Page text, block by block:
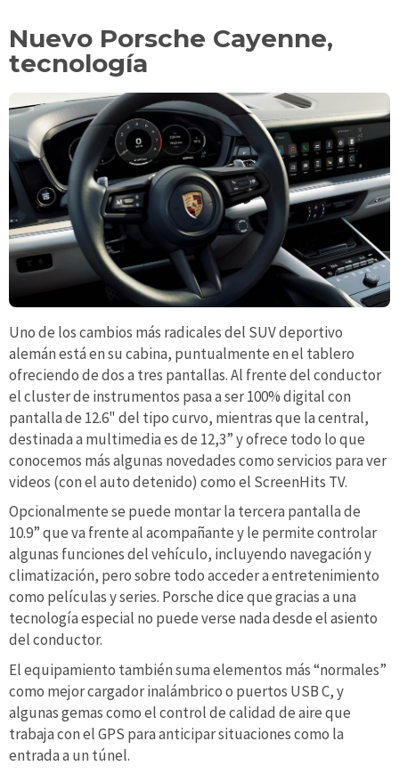
Nuevo Porsche Cayenne,
tecnología
Uno de los cambios más radicales del SUV deportivo
alemán está en su cabina, puntualmente en el tablero
ofreciendo de dos a tres pantallas. Al frente del conductor
el cluster de instrumentos pasa a ser 100% digital con
pantalla de 12.6" del tipo curvo, mientras que la central,
destinada a multimedia es de 12,3” y ofrece todo lo que
conocemos más algunas novedades como servicios para ver
videos (con el auto detenido) como el ScreenHits TV.
Opcionalmente se puede montar la tercera pantalla de
10.9” que va frente al acompañante y le permite controlar
algunas funciones del vehículo, incluyendo navegación y
climatización, pero sobre todo acceder a entretenimiento
como películas y series. Porsche dice que gracias a una
tecnología especial no puede verse nada desde el asiento
del conductor.
El equipamiento también suma elementos más “normales”
como mejor cargador inalámbrico o puertos USB C, y
algunas gemas como el control de calidad de aire que
trabaja con el GPS para anticipar situaciones como la
entrada a un túnel.